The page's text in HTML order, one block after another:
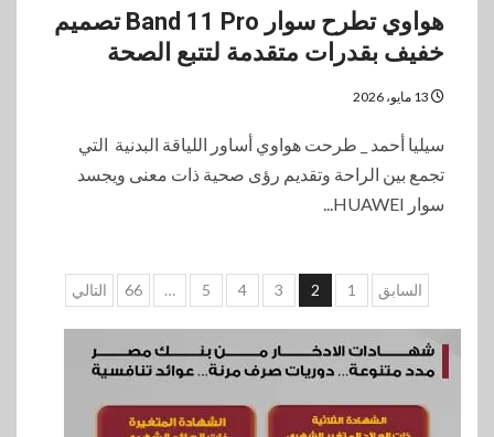
هواوي تطرح سوار Band 11 Pro تصميم
خفيف بقدرات متقدمة لتتبع الصحة
سيليا أحمد _ طرحت هواوي أساور اللياقة البدنية التي
تجمع بين الراحة وتقديم رؤى صحية ذات معنى ويجسد
سوار HUAWEI...
تعدد
صفحات
المقالات
السابق 1
2
3
4
5
…
66 التالي